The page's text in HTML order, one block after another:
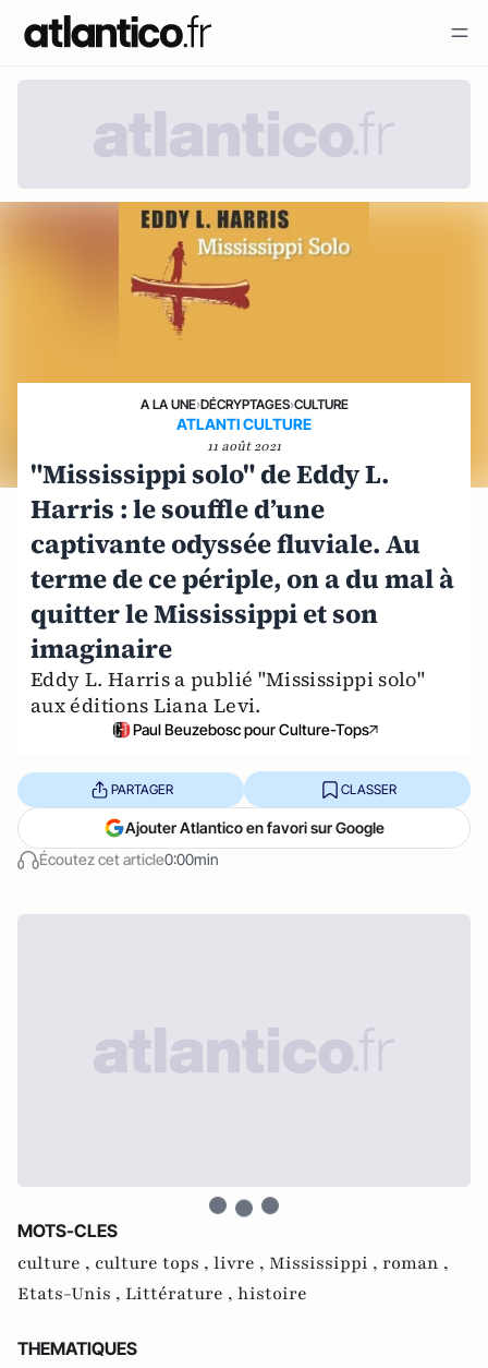
A LA UNE›DÉCRYPTAGES›CULTURE
ATLANTI CULTURE
11 août 2021
"Mississippi solo" de Eddy L.
Harris : le souffle d’une
captivante odyssée fluviale. Au
terme de ce périple, on a du mal à
quitter le Mississippi et son
imaginaire
Eddy L. Harris a publié "Mississippi solo"
aux éditions Liana Levi.
Paul Beuzebosc pour Culture-Tops
Écoutez cet article0:00min
PARTAGER CLASSER
Ajouter Atlantico en favori sur Google
MOTS-CLES
culture , culture tops , livre , Mississippi , roman ,
Etats-Unis , Littérature , histoire
THEMATIQUES